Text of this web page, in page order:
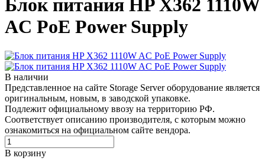
Блок питания HP X362 1110W
AC PoE Power Supply
В наличии
Представленное на сайте Storage Server оборудование является
оригинальным, новым, в заводской упаковке.
Подлежит официальному ввозу на территорию РФ.
Соответствует описанию производителя, с которым можно
ознакомиться на официальном сайте вендора.
В корзину